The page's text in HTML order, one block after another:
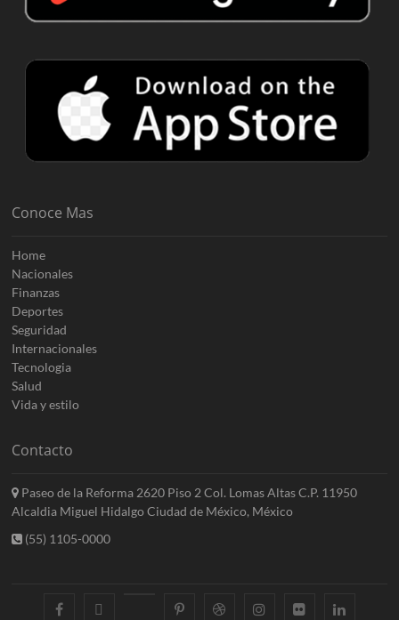
Conoce Mas
Home
Nacionales
Finanzas
Deportes
Seguridad
Internacionales
Tecnologia
Salud
Vida y estilo
Contacto
Paseo de la Reforma 2620 Piso 2 Col. Lomas Altas C.P. 11950
Alcaldia Miguel Hidalgo Ciudad de México, México
(55) 1105-0000